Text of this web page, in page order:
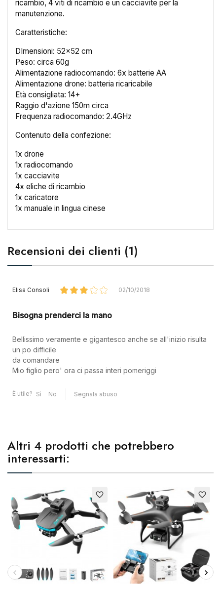
ricambio, 4 viti di ricambio e un cacciavite per la
manutenzione.
Caratteristiche:
DImensioni: 52x52 cm
Peso: circa 60g
Alimentazione radiocomando: 6x batterie AA
Alimentazione drone: batteria ricaricabile
Età consigliata: 14+
Raggio d'azione 150m circa
Frequenza radiocomando: 2.4GHz
Contenuto della confezione:
1x drone
1x radiocomando
1x cacciavite
4x eliche di ricambio
1x caricatore
1x manuale in lingua cinese
Recensioni dei clienti (1)
Elisa Consoli 02/10/2018
Bisogna prenderci la mano
Bellissimo veramente e gigantesco anche se all'inizio risulta
un po difficile
da comandare
Mio figlio pero' ora ci passa interi pomeriggi
È utile? Sì No Segnala abuso
Altri 4 prodotti che potrebbero
interessarti:
favorite_border favorite_border
Crea lista dei desideri
Nome lista dei desideri